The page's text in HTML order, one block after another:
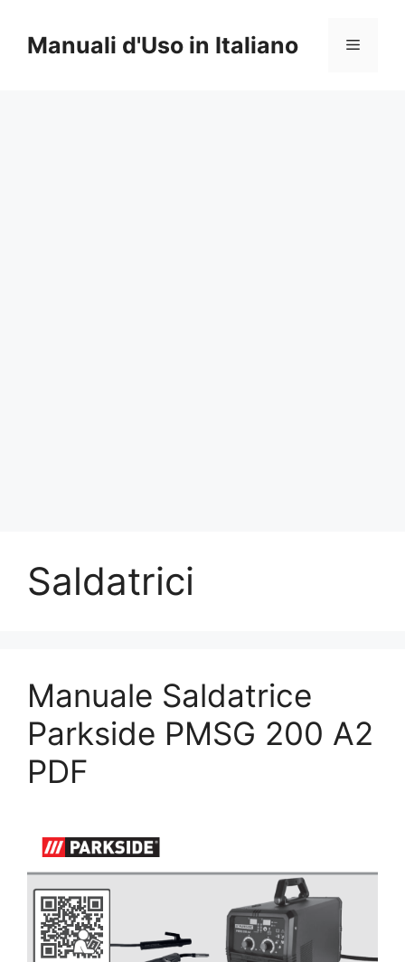
contenuto
Manuali d'Uso in Italiano Menu
Saldatrici
Manuale Saldatrice
Parkside PMSG 200 A2
PDF